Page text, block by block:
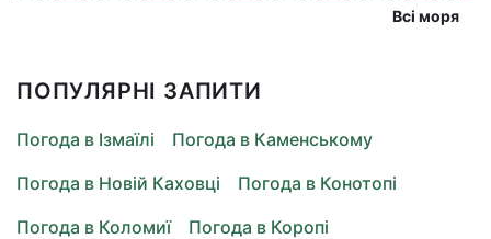
Всі моря
ПОПУЛЯРНІ ЗАПИТИ
Погода в Ізмаїлі
Погода в Каменському
Погода в Новій Каховці
Погода в Конотопі
Погода в Коломиї
Погода в Коропі